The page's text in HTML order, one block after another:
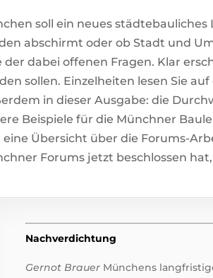
soll ein neues
abschirmt oder ob Stadt und
der dabei offenen Fragen. Klar
sollen. Einzelheiten lesen Sie auf
in dieser Ausgabe: die
Beispiele für die Münchner
eine Übersicht über die Forums-
Forums jetzt beschlossen
Nachverdichtung
Gernot Brauer Münchens